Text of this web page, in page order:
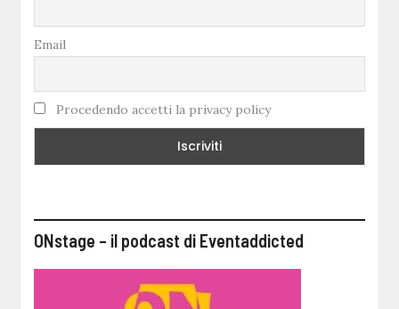
Email
Procedendo accetti la privacy policy
ONstage – il podcast di Eventaddicted